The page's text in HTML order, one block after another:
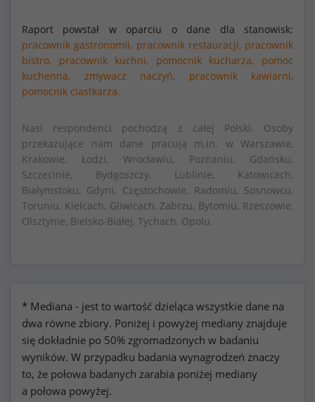
Raport powstał w oparciu o dane dla stanowisk:
pracownik gastronomii, pracownik restauracji, pracownik
bistro,
pracownik kuchni, pomocnik kucharza,
pomoc
kuchenna,
zmywacz naczyń,
pracownik kawiarni,
pomocnik ciastkarza.
Nasi respondenci pochodzą z całej Polski. Osoby
przekazujące nam dane pracują m.in. w Warszawie,
Krakowie, Łodzi, Wrocławiu, Poznaniu, Gdańsku,
Szczecinie, Bydgoszczy, Lublinie, Katowicach,
Białymstoku, Gdyni, Częstochowie, Radomiu, Sosnowcu,
Toruniu, Kielcach, Gliwicach, Zabrzu, Bytomiu, Rzeszowie,
Olsztynie, Bielsko-Białej, Tychach, Opolu.
* Mediana - jest to wartość dzieląca wszystkie dane na
dwa równe zbiory. Poniżej i powyżej mediany znajduje
się dokładnie po 50% zgromadzonych w badaniu
wyników. W przypadku badania wynagrodzeń znaczy
to, że połowa badanych zarabia poniżej mediany
a połowa powyżej.